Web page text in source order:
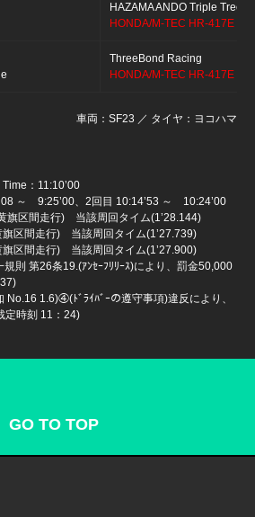
HAZAMA ANDO Triple Tree
HONDA/M-TEC HR-417E
ThreeBond Racing
HONDA/M-TEC HR-417E
車両：SF23 ／ タイヤ：ヨコハマ
：11:10’00
～ 9:25’00、2回目 10:14’53 ～ 10:24’00
区間走行) 当該周回タイム(1’28.144)
区間走行) 当該周回タイム(1’27.739)
区間走行) 当該周回タイム(1’27.900)
則 第26条19.(ｱﾝｾｰﾌﾘﾘｰｽ)により、罰金50,000
1.6)④(ﾄﾞﾗｲﾊﾞｰの遵守事項)違反により、
定時刻 11：24)
GO TO TOP